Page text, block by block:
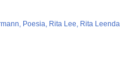
Poesia Rita Lee Rita Leenda